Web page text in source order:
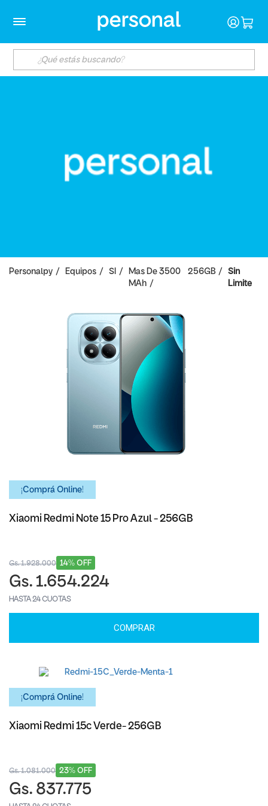
Personalpy Equipos SI
Mas De 3500
MAh
256GB
Sin
Limite
¡Comprá Online!
Xiaomi Redmi Note 15 Pro Azul - 256GB
14% OFF
Gs. 1.928.000
Gs. 1.654.224
HASTA 24 CUOTAS
COMPRAR
¡Comprá Online!
Xiaomi Redmi 15c Verde- 256GB
23% OFF
Gs. 1.081.000
Gs. 837.775